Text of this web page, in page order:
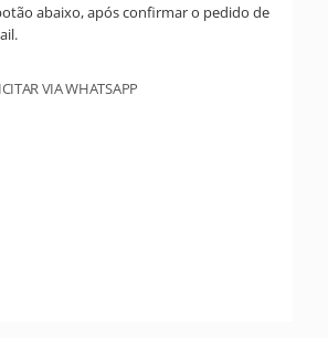
abaixo, após confirmar o pedido de
VIA WHATSAPP